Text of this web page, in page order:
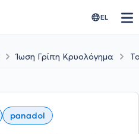
EL
Ίωση Γρίπη Κρυολόγημα
panadol